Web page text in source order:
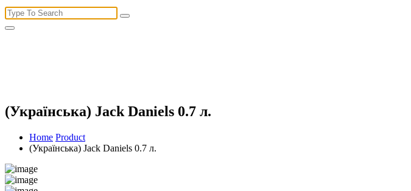
Search
for:
(Українська) Jack Daniels 0.7 л.
Home Product
(Українська) Jack Daniels 0.7 л.